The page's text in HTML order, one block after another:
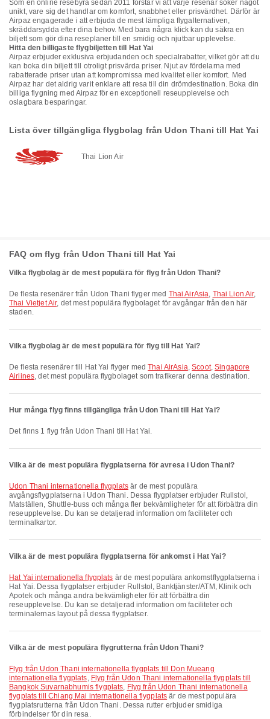
Som en online resebyrå sedan 2011 förstår vi att varje resenär söker något
unikt, vare sig det handlar om komfort, snabbhet eller prisvärdhet. Därför är
Airpaz engagerade i att erbjuda de mest lämpliga flygalternativen,
skräddarsydda efter dina behov. Med bara några klick kan du säkra en
biljett som gör dina reseplaner till en smidig och njutbar upplevelse.
Hitta den billigaste flygbiljetten till Hat Yai
Airpaz erbjuder exklusiva erbjudanden och specialrabatter, vilket gör att du
kan boka din biljett till otroligt prisvärda priser. Njut av fördelarna med
rabatterade priser utan att kompromissa med kvalitet eller komfort. Med
Airpaz har det aldrig varit enklare att resa till din drömdestination. Boka din
billiga flygning med Airpaz för en exceptionell reseupplevelse och
oslagbara besparingar.
Lista över tillgängliga flygbolag från Udon Thani till Hat Yai
Thai Lion Air
FAQ om flyg från Udon Thani till Hat Yai
Vilka flygbolag är de mest populära för flyg från Udon Thani?
De flesta resenärer från Udon Thani flyger med Thai AirAsia, Thai Lion Air,
Thai Vietjet Air, det mest populära flygbolaget för avgångar från den här
staden.
Vilka flygbolag är de mest populära för flyg till Hat Yai?
De flesta resenärer till Hat Yai flyger medThai AirAsia,Scoot,Singapore
Airlines, det mest populära flygbolaget som trafikerar denna destination.
Hur många flyg finns tillgängliga från Udon Thani till Hat Yai?
Det finns 1 flyg från Udon Thani till Hat Yai.
Vilka är de mest populära flygplatserna för avresa i Udon Thani?
Udon Thani internationella flygplats är de mest populära
avgångsflygplatserna i Udon Thani. Dessa flygplatser erbjuder Rullstol,
Matställen, Shuttle-buss och många fler bekvämligheter för att förbättra din
reseupplevelse. Du kan se detaljerad information om faciliteter och
terminalkartor.
Vilka är de mest populära flygplatserna för ankomst i Hat Yai?
Hat Yai internationella flygplats är de mest populära ankomstflygplatserna i
Hat Yai. Dessa flygplatser erbjuder Rullstol, Banktjänster/ATM, Klinik och
Apotek och många andra bekvämligheter för att förbättra din
reseupplevelse. Du kan se detaljerad information om faciliteter och
terminalernas layout på dessa flygplatser.
Vilka är de mest populära flygrutterna från Udon Thani?
Flyg från Udon Thani internationella flygplats till Don Mueang
internationella flygplats, Flyg från Udon Thani internationella flygplats till
Bangkok Suvarnabhumis flygplats, Flyg från Udon Thani internationella
flygplats till Chiang Mai internationella flygplats är de mest populära
flygplatsrutterna från Udon Thani. Dessa rutter erbjuder smidiga
förbindelser för din resa.